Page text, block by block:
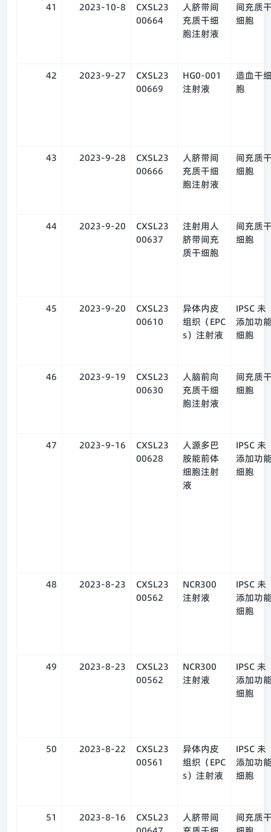
41 2023-10-8
CXSL23
00664
人脐带间
充质干细
胞注射液
间充质
细胞
42 2023-9-27
CXSL23
00669
HG0-001
注射液
造血干
胞
43 2023-9-28
CXSL23
00666
人脐带间
充质干细
胞注射液
间充质
细胞
44 2023-9-20
CXSL23
00637
注射用人
脐带间充
质干细胞
间充质
细胞
45 2023-9-20
CXSL23
00610
异体内皮
组织（EPC
s）注射液
IPSC 未
添加功
细胞
46 2023-9-19
CXSL23
00630
人脑前向
充质干细
胞注射液
间充质
细胞
47 2023-9-16
CXSL23
00628
人源多巴
胺能前体
细胞注射
液
IPSC 未
添加功
细胞
48 2023-8-23
CXSL23
00562
NCR300
注射液
IPSC 未
添加功
细胞
49 2023-8-23
CXSL23
00562
NCR300
注射液
IPSC 未
添加功
细胞
50 2023-8-22
CXSL23
00561
异体内皮
组织（EPC
s）注射液
IPSC 未
添加功
细胞
51 2023-8-16
CXSL23
人脐带间
间充质